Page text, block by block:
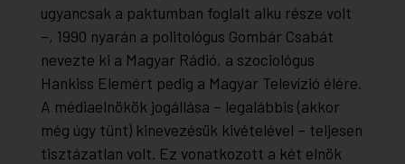
ugyancsak a paktumban foglalt alku része volt
–, 1990 nyarán a politológus Gombár Csabát
nevezte ki a Magyar Rádió, a szociológus
Hankiss Elemért pedig a Magyar Televízió élére.
A médiaelnökök jogállása – legalábbis (akkor
még úgy tűnt) kinevezésük kivételével – teljesen
tisztázatlan volt. Ez vonatkozott a két elnök